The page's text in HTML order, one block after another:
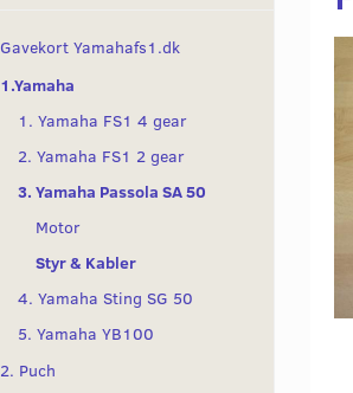
Gavekort Yamahafs1.dk
1.Yamaha
1. Yamaha FS1 4 gear
2. Yamaha FS1 2 gear
3. Yamaha Passola SA 50
Motor
Styr & Kabler
4. Yamaha Sting SG 50
5. Yamaha YB100
2. Puch